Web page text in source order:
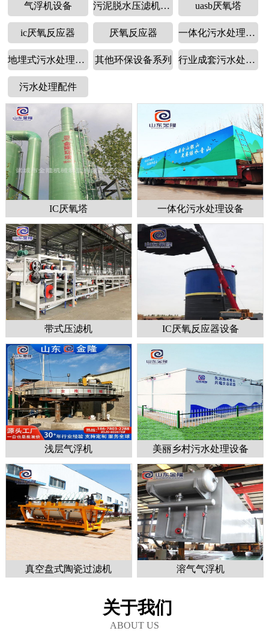
1 3
气浮机设备 污泥脱水压滤机设备 uasb厌氧塔
ic厌氧反应器 厌氧反应器 一体化污水处理设备
地埋式污水处理设备 其他环保设备系列 行业成套污水处理设备
污水处理配件
IC厌氧塔 一体化污水处理设备
带式压滤机 IC厌氧反应器设备
浅层气浮机 美丽乡村污水处理设备
真空盘式陶瓷过滤机 溶气气浮机
关于我们
ABOUT US